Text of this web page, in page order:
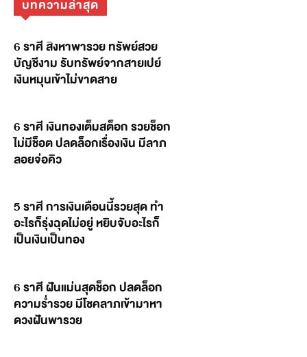
บทความล่าสุด
6 ราศี สิงหาพารวย ทรัพย์สวย
บัญชีงาม รับทรัพย์จากสายเปย์
เงินหมุนเข้าไม่ขาดสาย
6 ราศี เงินทองเต็มสต็อก รวยช็อก
ไม่มีช็อต ปลดล็อกเรื่องเงิน มีลาภ
ลอยจ่อคิว
5 ราศี การเงินเดือนนี้รวยสุด ทำ
อะไรก็รุ่งฉุดไม่อยู่ หยิบจับอะไรก็
เป็นเงินเป็นทอง
6 ราศี ฝันแม่นสุดช็อก ปลดล็อก
ความร่ำรวย มีโชคลาภเข้ามาหา
ดวงฝันพารวย